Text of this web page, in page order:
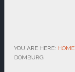
YOU ARE HERE: HOME
DOMBURG